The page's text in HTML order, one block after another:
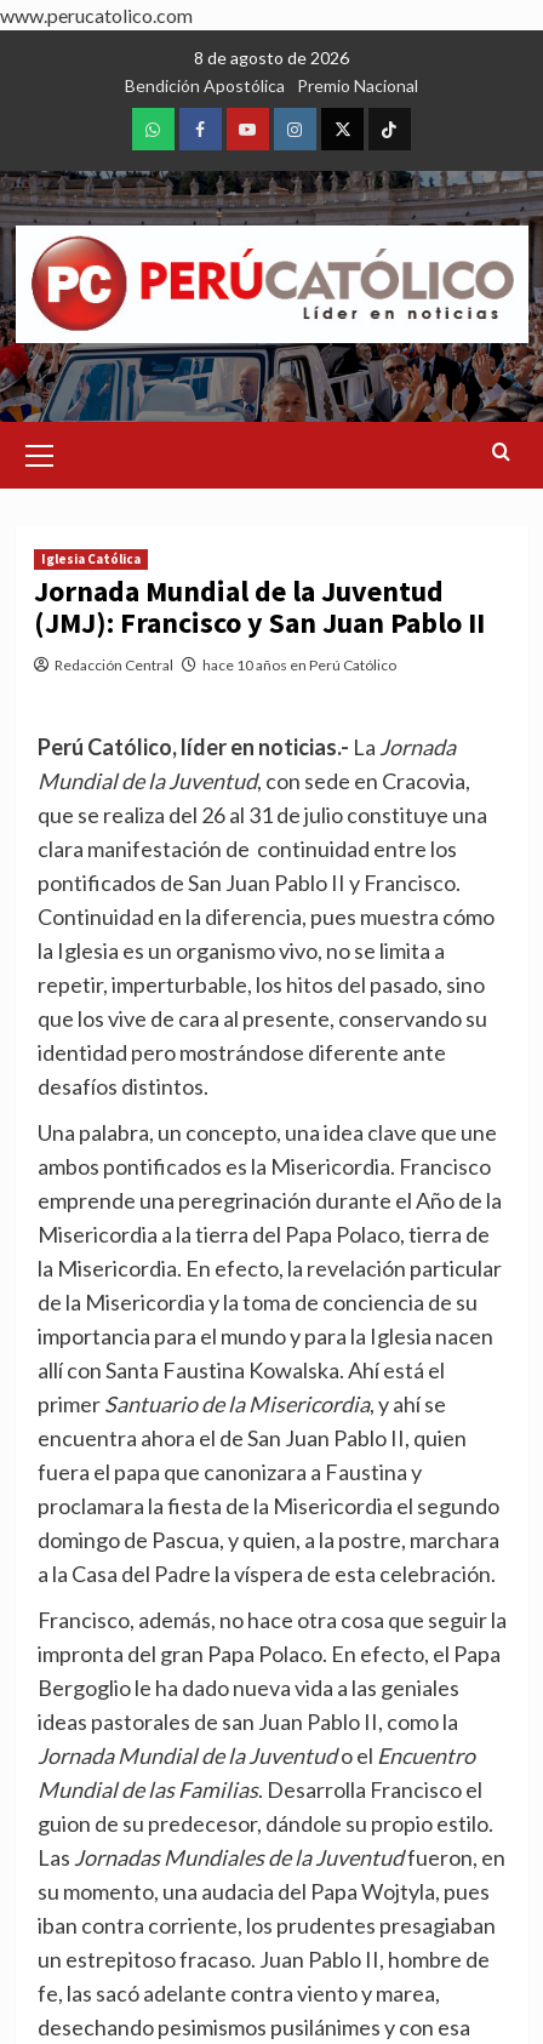
www.perucatolico.com
8 de agosto de 2026
Bendición Apostólica
Premio Nacional
WhatsAppFacebookYoutubeInstagram
X TikTok
Menu
Iglesia Católica
Jornada Mundial de la Juventud
(JMJ): Francisco y San Juan Pablo II
Redacción Central hace 10 años en Perú Católico
Perú Católico, líder en noticias.- LaJornada
Mundial de la Juventud, con sede en Cracovia,
que se realiza del 26 al 31 de julio constituye una
clara manifestación de continuidad entre los
pontificados de San Juan Pablo II y Francisco.
Continuidad en la diferencia, pues muestra cómo
la Iglesia es un organismo vivo, no se limita a
repetir, imperturbable, los hitos del pasado, sino
que los vive de cara al presente, conservando su
identidad pero mostrándose diferente ante
desafíos distintos.
Una palabra, un concepto, una idea clave que une
ambos pontificados es la Misericordia. Francisco
emprende una peregrinación durante el Año de la
Misericordia a la tierra del Papa Polaco, tierra de
la Misericordia. En efecto, la revelación particular
de la Misericordia y la toma de conciencia de su
importancia para el mundo y para la Iglesia nacen
allí con Santa Faustina Kowalska. Ahí está el
primerSantuario de la Misericordia, y ahí se
encuentra ahora el de San Juan Pablo II, quien
fuera el papa que canonizara a Faustina y
proclamara la fiesta de la Misericordia el segundo
domingo de Pascua, y quien, a la postre, marchara
a la Casa del Padre la víspera de esta celebración.
Francisco, además, no hace otra cosa que seguir la
impronta del gran Papa Polaco. En efecto, el Papa
Bergoglio le ha dado nueva vida a las geniales
ideas pastorales de san Juan Pablo II, como la
Jornada Mundial de la Juventudo el Encuentro
Mundial de las Familias. Desarrolla Francisco el
guion de su predecesor, dándole su propio estilo.
LasJornadas Mundiales de la Juventudfueron, en
su momento, una audacia del Papa Wojtyla, pues
iban contra corriente, los prudentes presagiaban
un estrepitoso fracaso. Juan Pablo II, hombre de
fe, las sacó adelante contra viento y marea,
desechando pesimismos pusilánimes y con esa